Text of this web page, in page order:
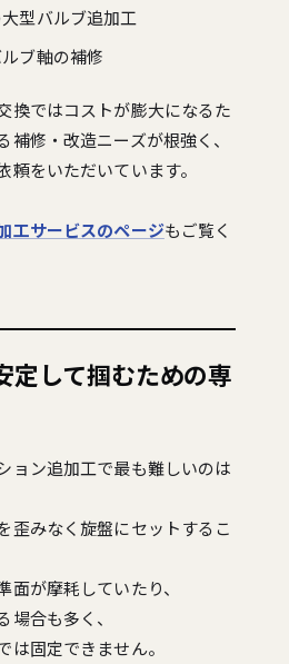
型バルブ追加工
ブ軸の補修
換ではコストが膨大になるた
補修・改造ニーズが根強く、
頼をいただいています。
工サービスのページもご覧く
定して掴むための専
ョン追加工で最も難しいのは
歪みなく旋盤にセットするこ
が摩耗していたり、
合も多く、
は固定できません。